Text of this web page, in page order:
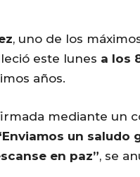
, uno de los
este lunes a los
años.
mediante un
un saludo
en paz”, se